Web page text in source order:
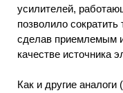
усилителей,
позволило
сделав приемлемым
качестве источника
Как и другие